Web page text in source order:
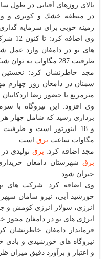
بالای روزهای آفتابی در طول
در منطقه خشك و كویری و
زمینه خوبی برای سرمایه
وی
های نو در دامغان وارد عمل
ظرفیت 287 مگاوات به توان شبكه توزیع
مجد خاطرنشان كرد: نخستین
مترمربع با حضور رضا اردكانیان
وی افزود: این نیروگاه با
مگاوات ساعت برق است.
مجد اضافه كرد: برق تولیدی
برق شهرستان دامغان
جبران شود.
وی اضافه كرد: شركت های
خورشید آبی، نیرو سامان سپهر،
انرژی، سولار انرژی كومش و
انرژی های نو در دامغان مجوز
فرماندار دامغان خاطرنشان
نیروگاه های خورشیدی و بادی
و اعتبار و برآورد دقیق میزان